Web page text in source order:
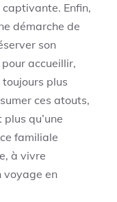
Enfin,
démarche de
son
accueillir,
plus
ces atouts,
qu’une
familiale
à vivre
voyage en